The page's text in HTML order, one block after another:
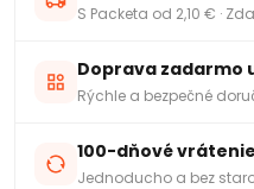
S Packeta od 2,10 € ·
Doprava zadarmo
Rýchle a bezpečné
100-dňové
Jednoducho a bez